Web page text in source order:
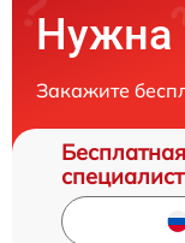
Нужна
Закажите